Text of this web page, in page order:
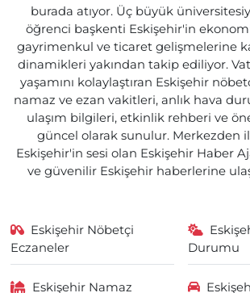
burada atıyor. Üç büyük
öğrenci başkenti Eskişehir'in
gayrimenkul ve ticaret gelişmelerine
dinamikleri yakından takip ediliyor.
yaşamını kolaylaştıran Eskişehir
namaz ve ezan vakitleri, anlık hava
ulaşım bilgileri, etkinlik rehberi ve
güncel olarak sunulur. Merkezden
Eskişehir'in sesi olan Eskişehir Haber
ve güvenilir Eskişehir haberlerine
Eskişehir Nöbetçi
Eczaneler
Durumu
Eskişehir Namaz